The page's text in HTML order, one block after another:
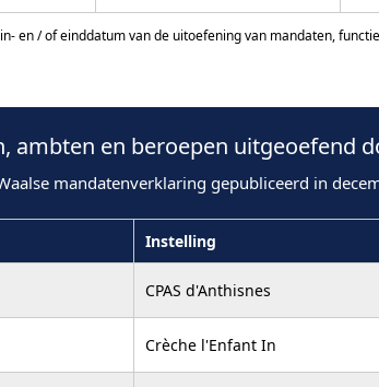
en / of einddatum van de uitoefening van mandaten,
ambten en beroepen uitgeoefend
mandatenverklaring gepubliceerd in
Instelling
CPAS d'Anthisnes
Crèche l'Enfant In